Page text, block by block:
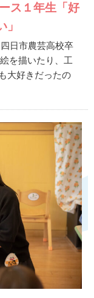
ス１年生「好
日市農芸高校卒
を描いたり、工
大好きだったの